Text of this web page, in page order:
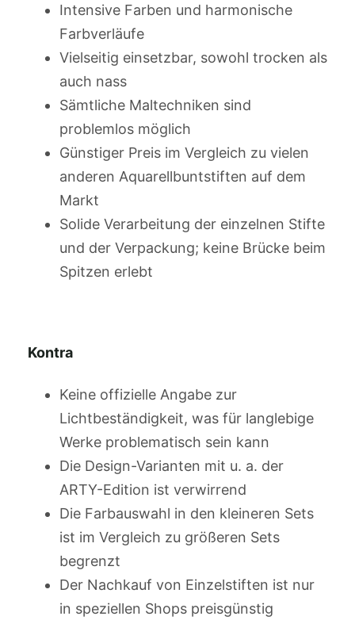
Intensive Farben und harmonische
Farbverläufe
Vielseitig einsetzbar, sowohl trocken als
auch nass
Sämtliche Maltechniken sind
problemlos möglich
Günstiger Preis im Vergleich zu vielen
anderen Aquarellbuntstiften auf dem
Markt
Solide Verarbeitung der einzelnen Stifte
und der Verpackung; keine Brücke beim
Spitzen erlebt
Kontra
Keine offizielle Angabe zur
Lichtbeständigkeit, was für langlebige
Werke problematisch sein kann
Die Design-Varianten mit u. a. der
ARTY-Edition ist verwirrend
Die Farbauswahl in den kleineren Sets
ist im Vergleich zu größeren Sets
begrenzt
Der Nachkauf von Einzelstiften ist nur
in speziellen Shops preisgünstig